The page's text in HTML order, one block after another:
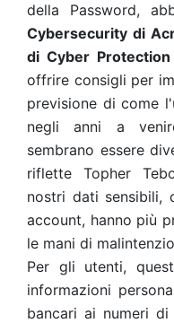
della Password,
Cybersecurity di
di Cyber
offrire consigli per
previsione di come
negli anni a
sembrano essere
riflette Topher
nostri dati sensibili,
account, hanno più
le mani di
Per gli utenti,
informazioni
bancari ai numeri